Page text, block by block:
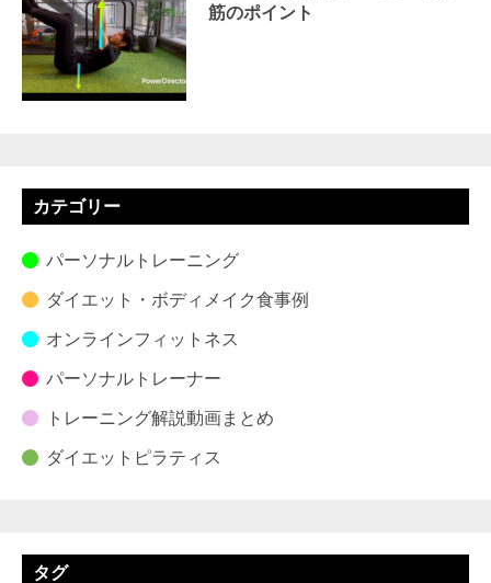
筋のポイント
カテゴリー
パーソナルトレーニング
ダイエット・ボディメイク食事例
オンラインフィットネス
パーソナルトレーナー
トレーニング解説動画まとめ
ダイエットピラティス
タグ